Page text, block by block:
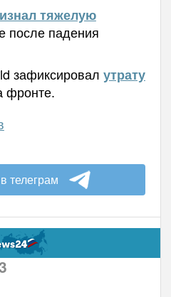
тяжелую
после падения
зафиксировал утрату
фронте.
телеграм